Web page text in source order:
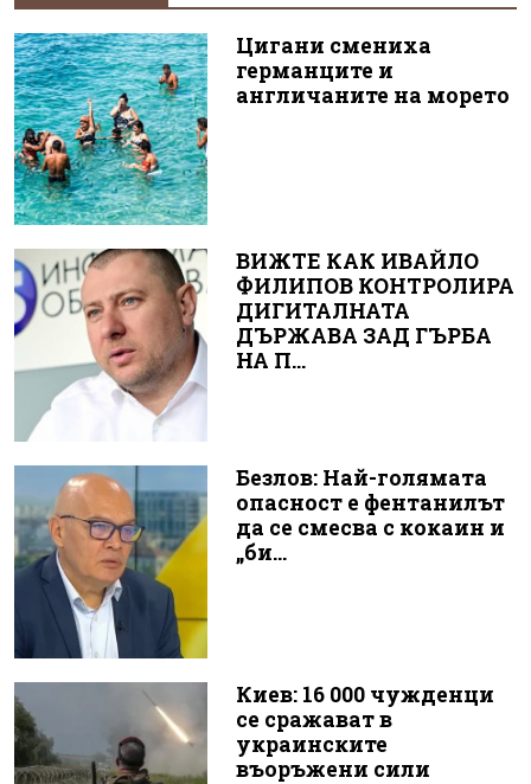
Цигани смениха
германците и
англичаните на морето
ВИЖТЕ КАК ИВАЙЛО
ФИЛИПОВ КОНТРОЛИРА
ДИГИТАЛНАТА
ДЪРЖАВА ЗАД ГЪРБА
НА П...
Безлов: Най-голямата
опасност е фентанилът
да се смесва с кокаин и
„би...
Киев: 16 000 чужденци
се сражават в
украинските
въоръжени сили